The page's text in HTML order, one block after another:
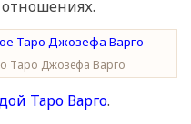
Таро Джозефа Варго
Таро Варго.